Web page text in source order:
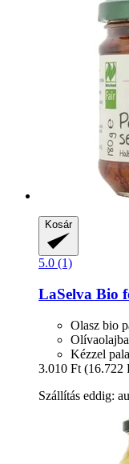
Kosár
5.0 (1)
LaSelva Bio
Olasz bio
Kézzel
3.010 Ft (16.722
Szállítás eddig: